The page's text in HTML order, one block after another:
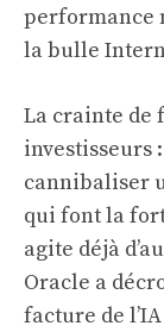
performance
la bulle
La crainte de
investisseurs
cannibaliser
qui font la
agite déjà
Oracle a
facture de l’IA